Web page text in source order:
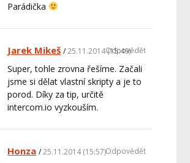
Parádička
Jarek Mikeš 25.11.2014 (15:49)
Super, tohle zrovna řešíme. Začali
jsme si dělat vlastní skripty a je to
porod. Díky za tip, určitě
intercom.io vyzkouším.
Odpovědět
Honza 25.11.2014 (15:57)Odpovědět